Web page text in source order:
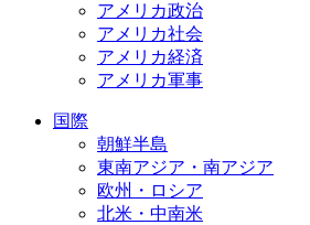
アメリカ政治
アメリカ社会
アメリカ経済
アメリカ軍事
国際
朝鮮半島
東南アジア・南アジア
欧州・ロシア
北米・中南米